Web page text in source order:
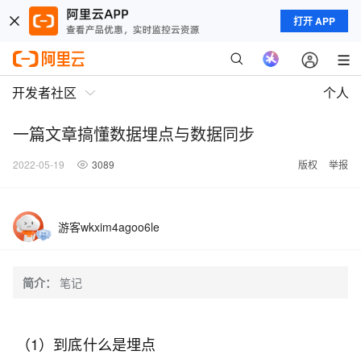
打开 APP
开发者社区 个人
一篇文章搞懂数据埋点与数据同步
2022-05-19 3089 版权 举报
游客wkxim4agoo6le
简介： 笔记
（1）到底什么是埋点